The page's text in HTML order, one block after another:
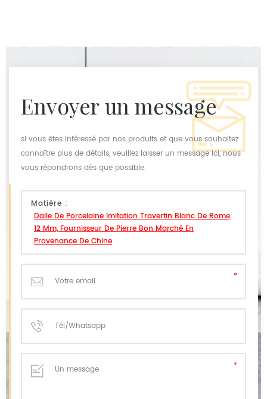
envoyer un message
si vous êtes intéressé par nos produits et que vous souhaitez
connaître plus de détails, veuillez laisser un message ici, nous
vous répondrons dès que possible.
Matière :
Dalle De Porcelaine Imitation Travertin Blanc De Rome,
12 Mm, Fournisseur De Pierre Bon Marché En
Provenance De Chine